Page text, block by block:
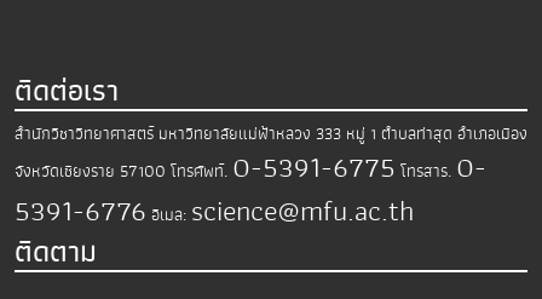
ติดต่อเรา
สำนักวิชาวิทยาศาสตร์ มหาวิทยาลัยแม่ฟ้าหลวง 333 หมู่ 1 ตำบลท่าสุด อำเภอเมือง
จังหวัดเชียงราย 57100 โทรศัพท์. 0-5391-6775 โทรสาร. 0-
5391-6776 อีเมล: science@mfu.ac.th
ติดตาม